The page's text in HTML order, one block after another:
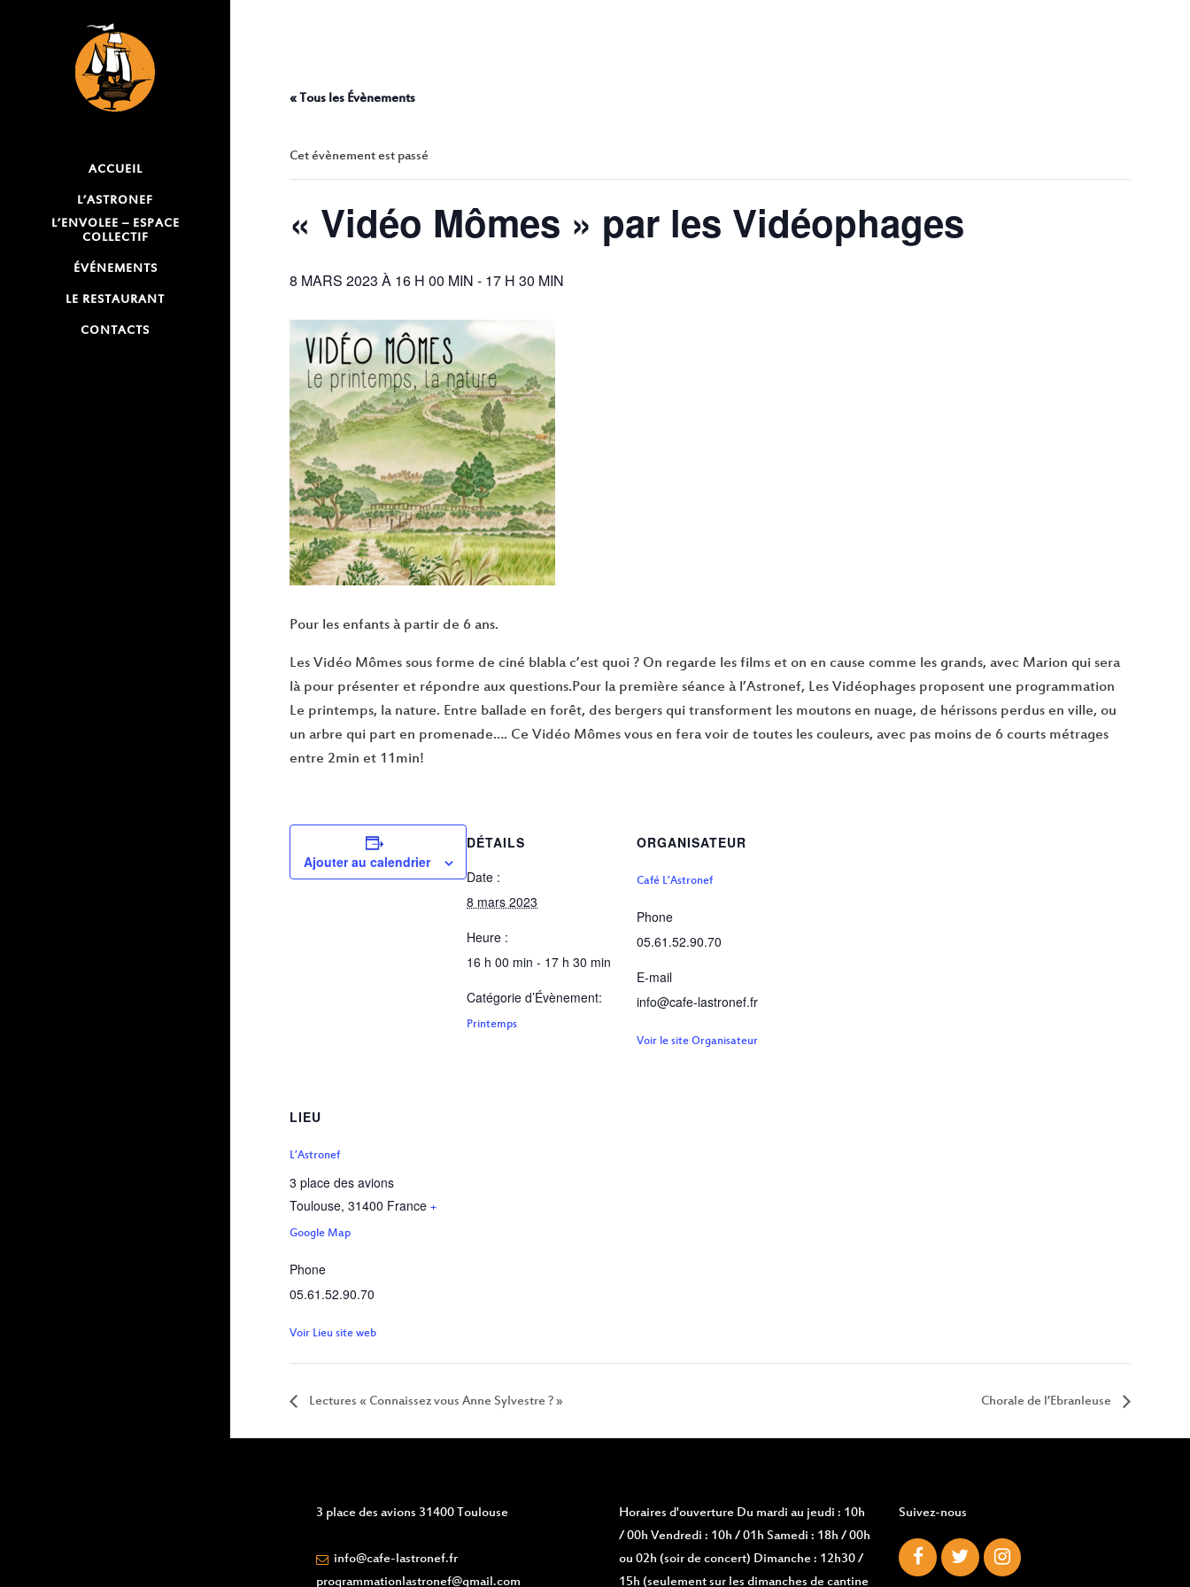
ACCUEIL
L’ASTRONEF
L’ENVOLEE – ESPACE
COLLECTIF
ÉVÉNEMENTS
LE RESTAURANT
CONTACTS
« Tous les Évènements
Cet évènement est passé
« Vidéo Mômes » par les Vidéophages
8 MARS 2023 À 16 H 00 MIN - 17 H 30 MIN
Pour les enfants à partir de 6 ans.
Les Vidéo Mômes sous forme de ciné blabla c’est quoi ? On regarde les films et on en cause comme les grands, avec Marion qui sera
là pour présenter et répondre aux questions.Pour la première séance à l’Astronef, Les Vidéophages proposent une programmation
Le printemps, la nature. Entre ballade en forêt, des bergers qui transforment les moutons en nuage, de hérissons perdus en ville, ou
un arbre qui part en promenade…. Ce Vidéo Mômes vous en fera voir de toutes les couleurs, avec pas moins de 6 courts métrages
entre 2min et 11min!
Ajouter au calendrier
DÉTAILS
Date :
8 mars 2023
Heure :
16 h 00 min - 17 h 30 min
Catégorie d’Évènement:
Printemps
ORGANISATEUR
Café L’Astronef
Phone
05.61.52.90.70
E-mail
info@cafe-lastronef.fr
Voir le site Organisateur
LIEU
L’Astronef
3 place des avions
Toulouse, 31400 France +
Google Map
Phone
05.61.52.90.70
Voir Lieu site web
Lectures « Connaissez vous Anne Sylvestre ? » Chorale de l’Ebranleuse
3 place des avions 31400 Toulouse
info@cafe-lastronef.fr
programmationlastronef@gmail.com
Horaires d'ouvertureDu mardi au jeudi : 10h
/ 00h Vendredi : 10h / 01h Samedi : 18h / 00h
ou 02h (soir de concert) Dimanche : 12h30 /
15h (seulement sur les dimanches de cantine
Suivez-nous